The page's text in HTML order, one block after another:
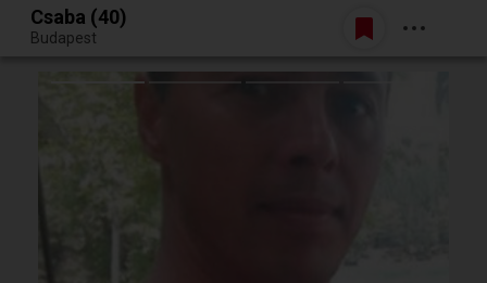
Egy jó randiból bármi lehet.
Belépés
Csaba (40)
Budapest